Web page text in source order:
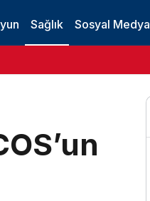
Sağlık Sosyal Medya